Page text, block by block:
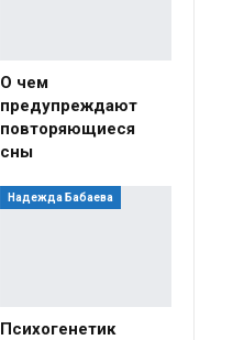
О чем
предупреждают
повторяющиеся
сны
Надежда Бабаева
Психогенетик